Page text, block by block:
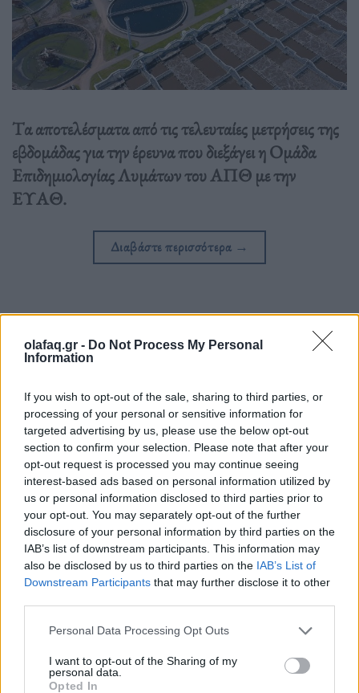
olafaq.gr - Do Not Process My Personal
Information
If you wish to opt-out of the sale, sharing to third parties, or
processing of your personal or sensitive information for
targeted advertising by us, please use the below opt-out
section to confirm your selection. Please note that after your
opt-out request is processed you may continue seeing
interest-based ads based on personal information utilized by
us or personal information disclosed to third parties prior to
your opt-out. You may separately opt-out of the further
disclosure of your personal information by third parties on the
IAB’s list of downstream participants. This information may
also be disclosed by us to third parties on the IAB’s List of
Downstream Participants that may further disclose it to other
Personal Data Processing Opt Outs
I want to opt-out of the Sharing of my
personal data.
Opted In
Tα αποτελέσματα από τις τελευταίες μετρήσεις της
εβδομάδας για την έρευνα που διεξάγει η Ομάδα
Επιδημιολογίας Λυμάτων του ΑΠΘ με την
ΕΥΑΘ.
Διαβάστε περισσότερα →
ιικο φορτιο
λυματα
Εφημερίδα
Θεσσαλονίκη: Συνεχίζεται η αποκλιμάκωση του ιικού φορτίου
των λυμάτων, σύμφωνα με την έρευνα του ΑΠΘ
Όπως φαίνεται στα διαγράμματα από τις 29
λυμάτων καταγράφεται σε σταδιακή
πτωτική τάση.